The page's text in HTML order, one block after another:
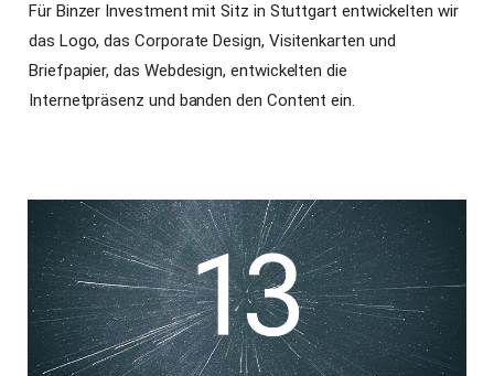
Für Binzer Investment mit Sitz in Stuttgart entwickelten wir
das Logo, das Corporate Design, Visitenkarten und
Briefpapier, das Webdesign, entwickelten die
Internetpräsenz und banden den Content ein.